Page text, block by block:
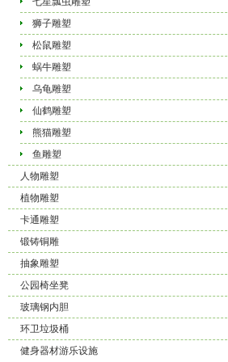
狮子雕塑
松鼠雕塑
蜗牛雕塑
乌龟雕塑
仙鹤雕塑
熊猫雕塑
鱼雕塑
人物雕塑
植物雕塑
卡通雕塑
锻铸铜雕
抽象雕塑
公园椅坐凳
玻璃钢内胆
环卫垃圾桶
健身器材游乐设施